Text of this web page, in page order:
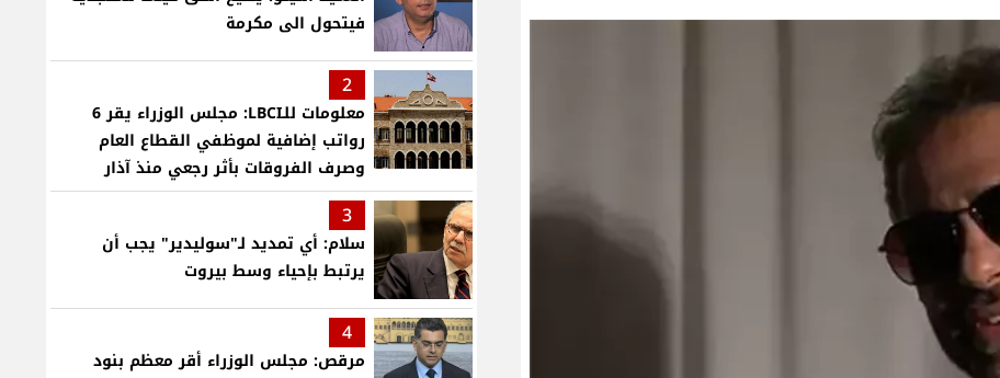
فيتحول الى مكرمة
2
معلومات للـLBCI: مجلس الوزراء يقر 6
رواتب إضافية لموظفي القطاع العام
وصرف الفروقات بأثر رجعي منذ آذار
3
سلام: أي تمديد لـ"سوليدير" يجب أن
يرتبط بإحياء وسط بيروت
4
مرقص: مجلس الوزراء أقر معظم بنود